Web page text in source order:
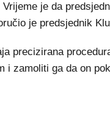
je da
je predsjednik
precizirana
i zamoliti ga da on